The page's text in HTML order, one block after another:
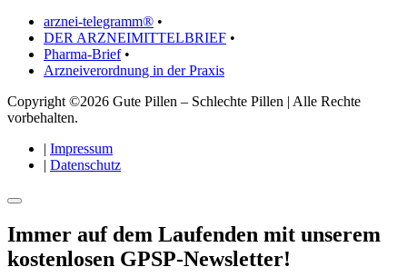
arznei-telegramm® •
DER ARZNEIMITTELBRIEF •
Pharma-Brief•
Arzneiverordnung in der Praxis
Copyright ©2026 Gute Pillen – Schlechte Pillen | Alle Rechte
vorbehalten.
| Impressum
| Datenschutz
Immer auf dem Laufenden mit unserem
kostenlosen GPSP-Newsletter!